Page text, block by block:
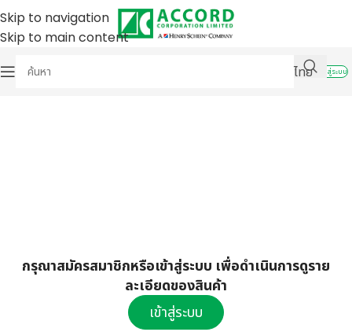
Skip to navigation
Skip to main content
ไทย
เข้าสู่ระบบ
กรุณาสมัครสมาชิกหรือเข้าสู่ระบบ เพื่อดำเนินการดูราย
ละเอียดของสินค้า
เข้าสู่ระบบ